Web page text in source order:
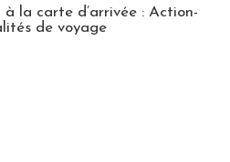
la carte d’arrivée : Action-
de voyage